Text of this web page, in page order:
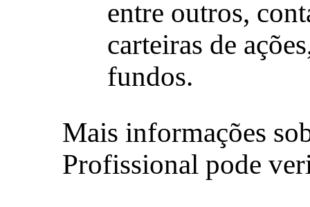
entre outros,
carteiras de
fundos.
Mais informações
Profissional pode